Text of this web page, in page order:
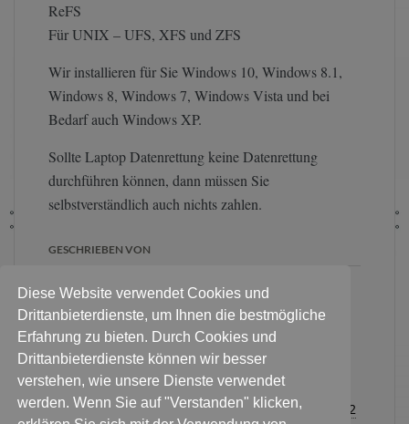
ReFS
Für UNIX – UFS, XFS und ZFS
Wir installieren für Sie Windows 10, Windows 8.1,
Windows 8, Windows 7, Windows Vista und bei
Bedarf auch Windows XP.
Sollte Laptop Datenrettung keine Datenrettung
durchführen können, dann müssen Sie
selbstverständlich auch nichts zahlen.
GESCHRIEBEN VON
an diese Adresse. Persönlich
Festplatte & Datenträger
abgeben? Bitte Termin
vereinbaren:Für alle Kontaktanfragen
Sie haben noch Fragen zum Ablauf?0178 3376232
Diese Website verwendet Cookies und
Drittanbieterdienste, um Ihnen die bestmögliche
Erfahrung zu bieten. Durch Cookies und
Drittanbieterdienste können wir besser
verstehen, wie unsere Dienste verwendet
werden. Wenn Sie auf "Verstanden" klicken,